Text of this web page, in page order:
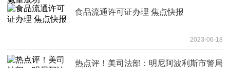
食品流通许可证办理 焦点快报
2023-06-18
热点评！美司法部：明尼阿波利斯市警局